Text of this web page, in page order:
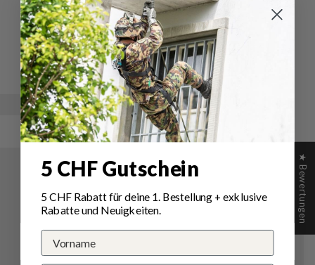
Schreiben Sie die erste Bewertung
Schreibe
eine
Bewertung
Eine
Frage
stellen
★ Bewertungen
5 CHF Gutschein
5 CHF Rabatt für deine 1. Bestellung+ exklusive
Rabatte und Neuigkeiten.